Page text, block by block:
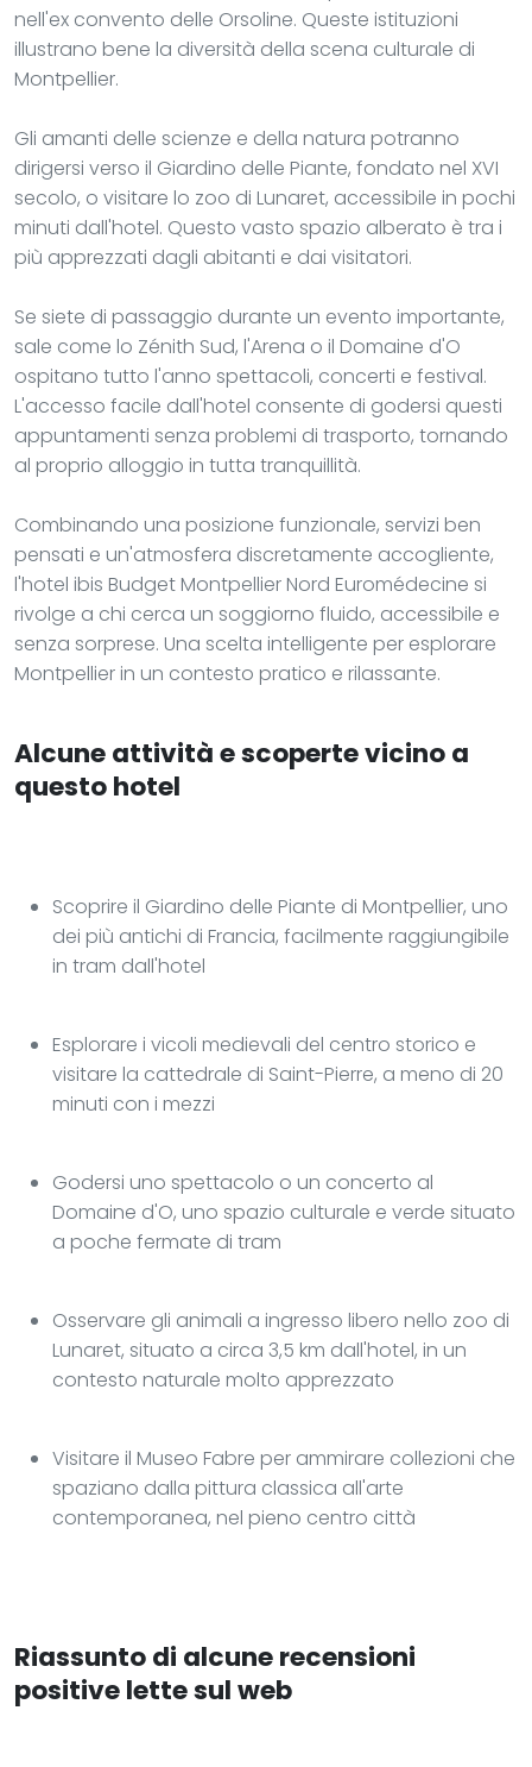
nell'ex convento delle Orsoline. Queste istituzioni
illustrano bene la diversità della scena culturale di
Montpellier.
Gli amanti delle scienze e della natura potranno
dirigersi verso il Giardino delle Piante, fondato nel XVI
secolo, o visitare lo zoo di Lunaret, accessibile in pochi
minuti dall'hotel. Questo vasto spazio alberato è tra i
più apprezzati dagli abitanti e dai visitatori.
Se siete di passaggio durante un evento importante,
sale come lo Zénith Sud, l'Arena o il Domaine d'O
ospitano tutto l'anno spettacoli, concerti e festival.
L'accesso facile dall'hotel consente di godersi questi
appuntamenti senza problemi di trasporto, tornando
al proprio alloggio in tutta tranquillità.
Combinando una posizione funzionale, servizi ben
pensati e un'atmosfera discretamente accogliente,
l'hotel ibis Budget Montpellier Nord Euromédecine si
rivolge a chi cerca un soggiorno fluido, accessibile e
senza sorprese. Una scelta intelligente per esplorare
Montpellier in un contesto pratico e rilassante.
Alcune attività e scoperte vicino a
questo hotel
Scoprire il Giardino delle Piante di Montpellier, uno
dei più antichi di Francia, facilmente raggiungibile
in tram dall'hotel
Esplorare i vicoli medievali del centro storico e
visitare la cattedrale di Saint-Pierre, a meno di 20
minuti con i mezzi
Godersi uno spettacolo o un concerto al
Domaine d'O, uno spazio culturale e verde situato
a poche fermate di tram
Osservare gli animali a ingresso libero nello zoo di
Lunaret, situato a circa 3,5 km dall'hotel, in un
contesto naturale molto apprezzato
Visitare il Museo Fabre per ammirare collezioni che
spaziano dalla pittura classica all'arte
contemporanea, nel pieno centro città
Riassunto di alcune recensioni
positive lette sul web